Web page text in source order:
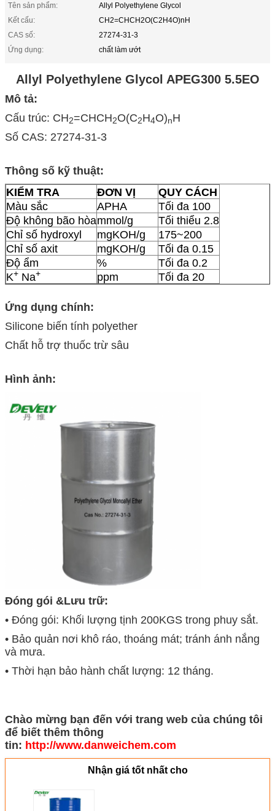
Tên sản phẩm:
Allyl Polyethylene Glycol
Kết cấu:
CH2=CHCH2O(C2H4O)nH
CAS số:
27274-31-3
Ứng dụng:
chất làm ướt
Allyl Polyethylene Glycol APEG300 5.5EO
Mô tả:
Cấu trúc: CH2=CHCH2O(C2H4O)nH
Số CAS: 27274-31-3
Thông số kỹ thuật:
KIỂM TRA
ĐƠN VỊ
QUY CÁCH
Màu sắc
APHA
Tối đa 100
Độ không bão hòammol/g
Tối thiểu 2.8
Chỉ số hydroxyl
mgKOH/g
175~200
Chỉ số axit
mgKOH/g
Tối đa 0.15
Độ ẩm
%
Tối đa 0.2
K+ Na+ ppm Tối đa 20
Ứng dụng chính:
Silicone biến tính polyether
Chất hỗ trợ thuốc trừ sâu
Hình ảnh:
Đóng gói &Lưu trữ:
• Đóng gói: Khối lượng tịnh 200KGS trong phuy sắt.
• Bảo quản nơi khô ráo, thoáng mát; tránh ánh nắng
và mưa.
• Thời hạn bảo hành chất lượng: 12 tháng.
Chào mừng bạn đến với trang web của chúng tôi
để biết thêm thông
tin: http://www.danweichem.com
Nhận giá tốt nhất cho